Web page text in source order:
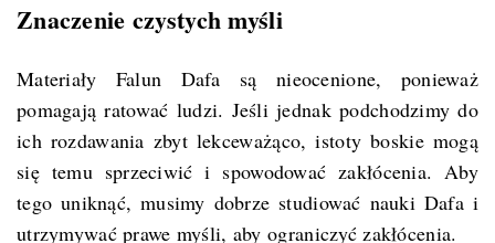
Znaczenie czystych myśli
Materiały Falun Dafa są nieocenione, ponieważ
pomagają ratować ludzi. Jeśli jednak podchodzimy do
ich rozdawania zbyt lekceważąco, istoty boskie mogą
się temu sprzeciwić i spowodować zakłócenia. Aby
tego uniknąć, musimy dobrze studiować nauki Dafa i
utrzymywać prawe myśli, aby ograniczyć zakłócenia.